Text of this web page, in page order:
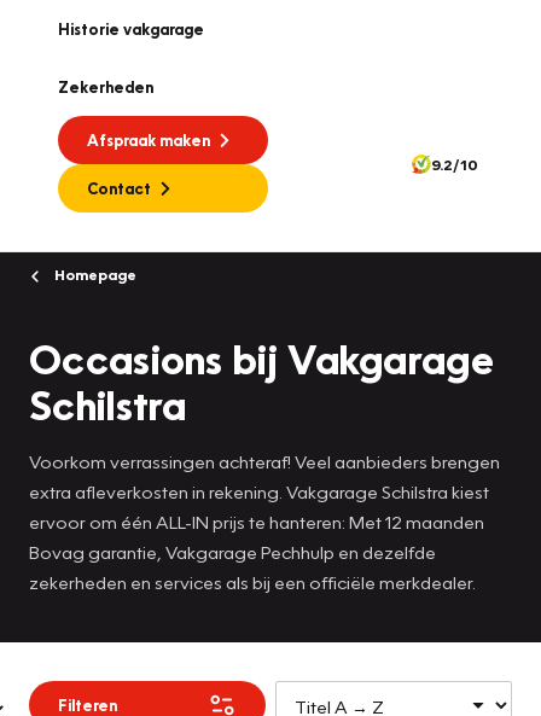
Historie vakgarage
Zekerheden
Afspraak maken
Contact
9.2/10
Homepage
Occasions bij Vakgarage
Schilstra
Voorkom verrassingen achteraf! Veel aanbieders brengen
extra afleverkosten in rekening. Vakgarage Schilstra kiest
ervoor om één ALL-IN prijs te hanteren: Met 12 maanden
Bovag garantie, Vakgarage Pechhulp en dezelfde
zekerheden en services als bij een officiële merkdealer.
Filteren